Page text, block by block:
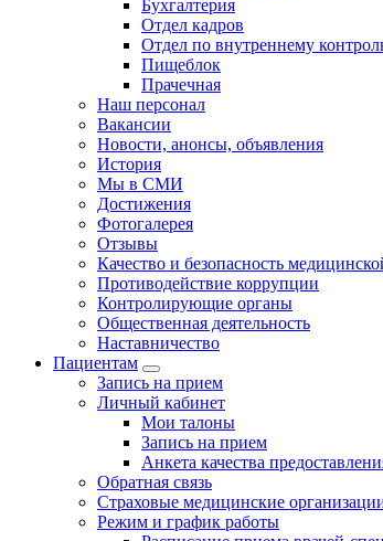
Бухгалтерия
Отдел кадров
Отдел по внутреннему
Пищеблок
Прачечная
Наш персонал
Вакансии
Новости, анонсы, объявления
История
Мы в СМИ
Достижения
Фотогалерея
Отзывы
Качество и безопасность
Противодействие коррупции
Контролирующие органы
Общественная деятельность
Наставничество
Пациентам
Запись на прием
Личный кабинет
Мои талоны
Запись на прием
Анкета качества
Обратная связь
Страховые медицинские
Режим и график работы